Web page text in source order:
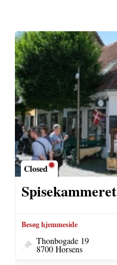
Closed
Spisekammeret
Besøg hjemmeside
Thonbogade 19
8700 Horsens